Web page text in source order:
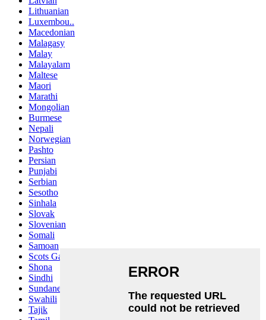
Lithuanian
Luxembou..
Macedonian
Malagasy
Malay
Malayalam
Maltese
Maori
Marathi
Mongolian
Burmese
Nepali
Norwegian
Pashto
Persian
Punjabi
Serbian
Sesotho
Sinhala
Slovak
Slovenian
Somali
Samoan
Scots Gaelic
Shona
Sindhi
Sundanese
Swahili
Tajik